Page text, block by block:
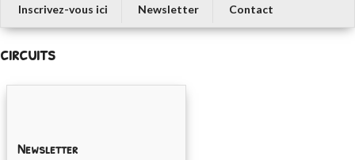
Inscrivez-vous ici
Newsletter Contact
circuits
Newsletter